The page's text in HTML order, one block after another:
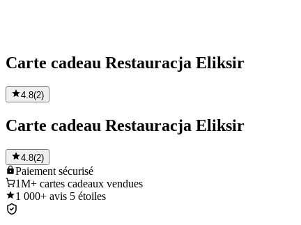
Carte cadeau Restauracja Eliksir
4.8(2)
Carte cadeau Restauracja Eliksir
4.8(2)
Paiement sécurisé
1M+ cartes cadeaux vendues
1 000+ avis 5 étoiles